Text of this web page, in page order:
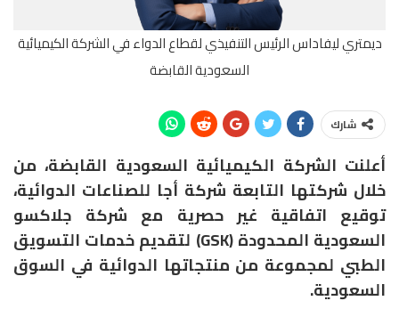
ديمتري ليفاداس الرئيس التنفيذي لقطاع الدواء في الشركة الكيميائية
السعودية القابضة
شارك
أعلنت الشركة الكيميائية السعودية القابضة، من
خلال شركتها التابعة شركة أجا للصناعات الدوائية،
توقيع اتفاقية غير حصرية مع شركة جلاكسو
السعودية المحدودة (GSK) لتقديم خدمات التسويق
الطبي لمجموعة من منتجاتها الدوائية في السوق
السعودية.